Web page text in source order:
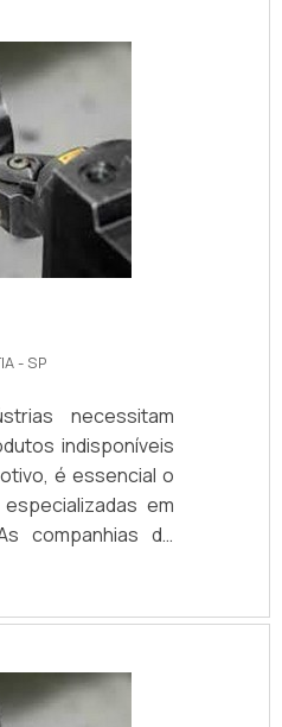
- SP
necessitam
indisponíveis
é essencial o
em
companhias de
pela
componentes
seguem as
a entrega
MAIS